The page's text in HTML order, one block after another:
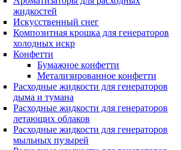
жидкостей
Искусственный снег
Композитная крошка для генераторов
холодных искр
Конфетти
Бумажное конфетти
Метализированное конфетти
Расходные жидкости для генераторов
дыма и тумана
Расходные жидкости для генераторов
летающих облаков
Расходные жидкости для генераторов
мыльных пузырей